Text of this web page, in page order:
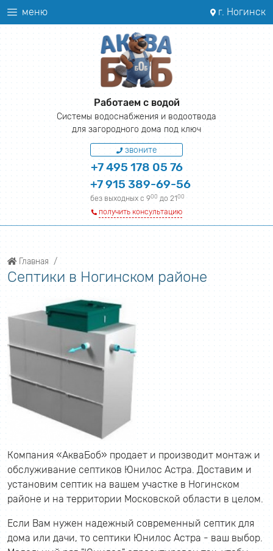
меню г. Ногинск
Работаем с водой
Системы водоснабжения и водоотвода
для загородного дома под ключ
звоните
+7 495 178 05 76
+7 915 389-69-56
без выходных с 900 до 2100
получить консультацию
Главная
Септики в Ногинском районе
Компания «АкваБоб» продает и производит монтаж и
обслуживание септиков Юнилос Астра. Доставим и
установим септик на вашем участке в Ногинском
районе и на территории Московской области в целом.
Если Вам нужен надежный современный септик для
дома или дачи, то септики Юнилос Астра - ваш выбор.